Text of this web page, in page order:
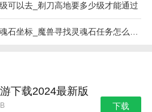
可以去_剃刀高地要多少级才能通过
下载2024最新版
下载